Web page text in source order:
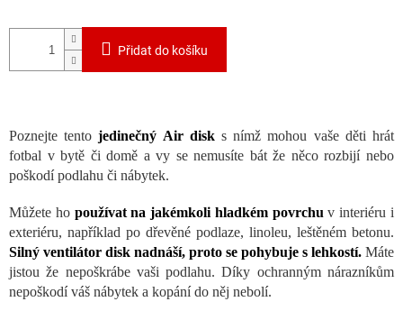
Přidat do košíku
Poznejte tentojedinečný Air disk s nímž mohou vaše děti hrát
fotbal v bytě či domě a vy se nemusíte bát že něco rozbijí nebo
poškodí podlahu či nábytek.
Můžete ho používat na jakémkoli hladkém povrchu v interiéru i
exteriéru, například po dřevěné podlaze, linoleu, leštěném betonu.
Silný ventilátor disk nadnáší, proto se pohybuje s lehkostí. Máte
jistou že nepoškrábe vaši podlahu. Díky ochranným nárazníkům
nepoškodí váš nábytek a kopání do něj nebolí.